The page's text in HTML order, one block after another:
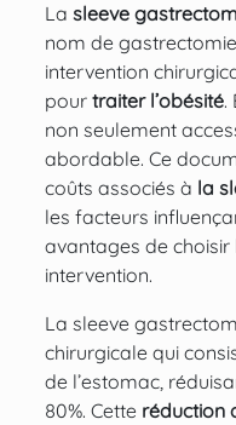
La sleeve
nom de
intervention
pour traiter l’obésité.
non seulement
abordable. Ce
coûts associés à la
les facteurs
avantages de choisir
intervention.
La sleeve
chirurgicale qui
de l’estomac,
80%. Cette réduction